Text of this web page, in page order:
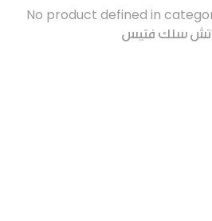
No product defined in
سلك فتيس